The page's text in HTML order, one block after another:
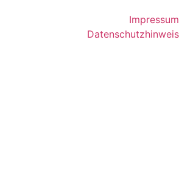
Impressum
Datenschutzhinweis